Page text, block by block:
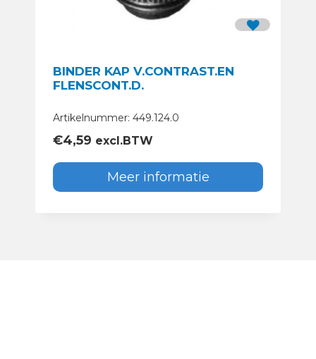
BINDER KAP V.CONTRAST.EN
FLENSCONT.D.
Artikelnummer: 449.124.0
€4,59 excl.BTW
Meer informatie